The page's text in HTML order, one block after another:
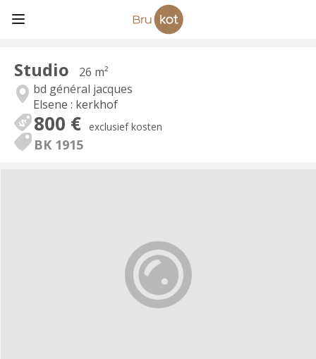
Studio
26 m²
bd général jacques
Elsene : kerkhof
800 € exclusief kosten
BK 1915